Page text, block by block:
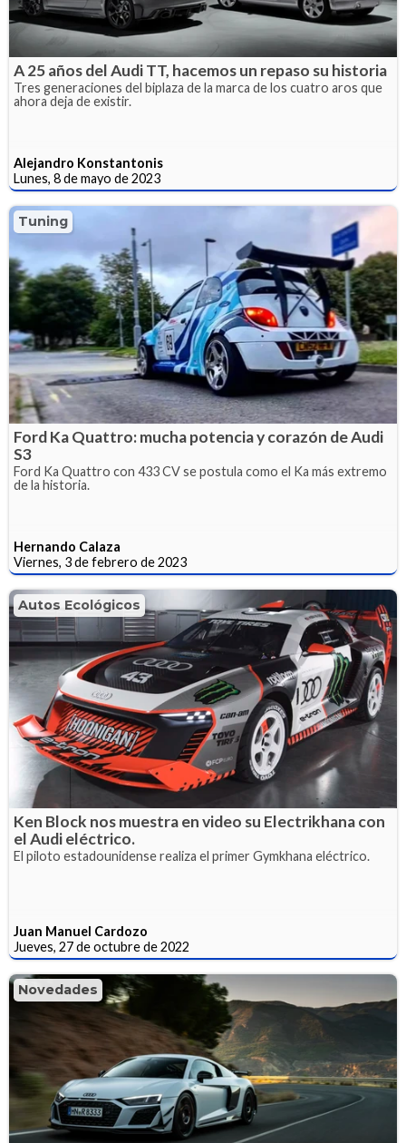
A 25 años del Audi TT, hacemos un repaso su historia
Tres generaciones del biplaza de la marca de los cuatro aros que
ahora deja de existir.
Alejandro Konstantonis
Lunes, 8 de mayo de 2023
Tuning
Ford Ka Quattro: mucha potencia y corazón de Audi
S3
Ford Ka Quattro con 433 CV se postula como el Ka más extremo
de la historia.
Hernando Calaza
Viernes, 3 de febrero de 2023
Autos Ecológicos
Ken Block nos muestra en video su Electrikhana con
el Audi eléctrico.
El piloto estadounidense realiza el primer Gymkhana eléctrico.
Juan Manuel Cardozo
Jueves, 27 de octubre de 2022
Novedades